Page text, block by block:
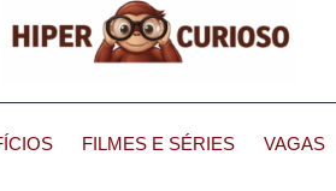
FILMES E SÉRIES VAGAS